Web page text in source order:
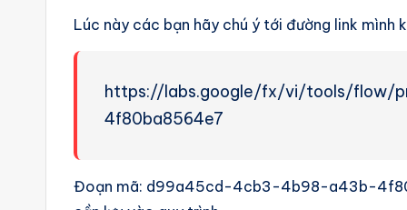
Lúc này các bạn hãy chú ý tới đường link mình
https://labs.google/fx/vi/tools/
4f80ba8564e7
Đoạn mã: d99a45cd-4cb3-4b98-a43b-